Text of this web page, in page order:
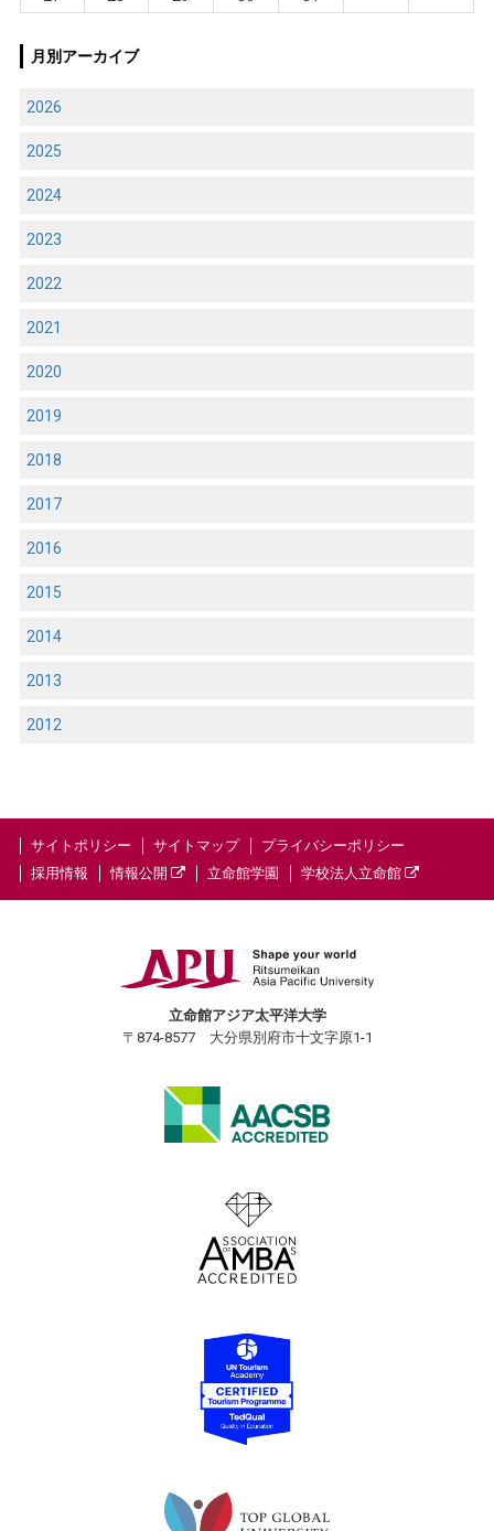
月別アーカイブ
2026
2025
2024
2023
2022
2021
2020
2019
2018
2017
2016
2015
2014
2013
2012
サイトポリシー サイトマップ
プライバシーポリシー
採用情報
情報公開 立命館学園 学校法人立命館
立命館アジア太平洋大学
〒874-8577 大分県別府市十文字原1-1